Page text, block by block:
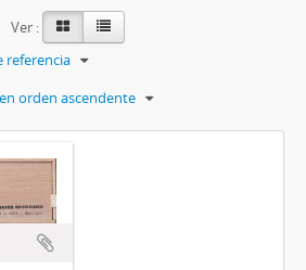
Ver :
referencia
orden ascendente